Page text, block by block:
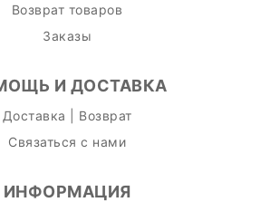
Возврат товаров
Заказы
И ДОСТАВКА
Доставка | Возврат
Связаться с нами
ИНФОРМАЦИЯ